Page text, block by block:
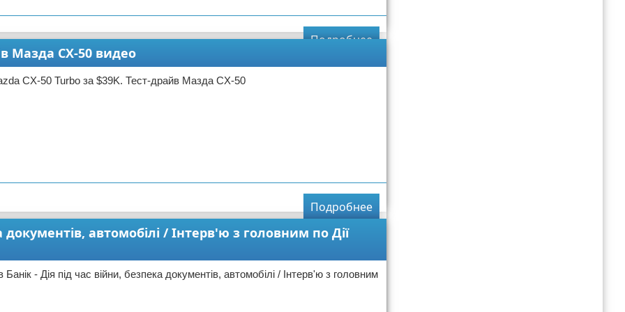
Подробнее
Мазда CX-50 видео
CX-50 Turbo за $39K. Тест-драйв Мазда CX-50
Подробнее
автомобілі / Інтерв'ю з головним по Дії
- Дія під час війни, безпека документів, автомобілі / Інтерв'ю з головним